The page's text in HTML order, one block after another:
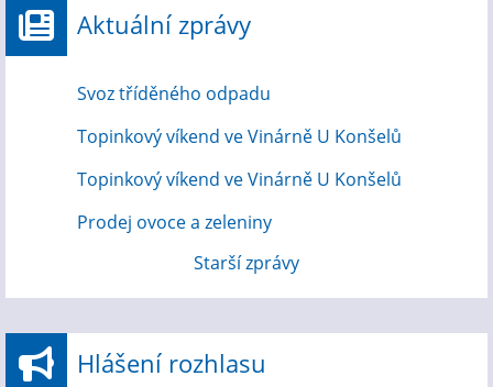
Aktuální zprávy
Svoz tříděného odpadu
Topinkový víkend ve Vinárně U Konšelů
Topinkový víkend ve Vinárně U Konšelů
Prodej ovoce a zeleniny
Starší zprávy
Hlášení rozhlasu